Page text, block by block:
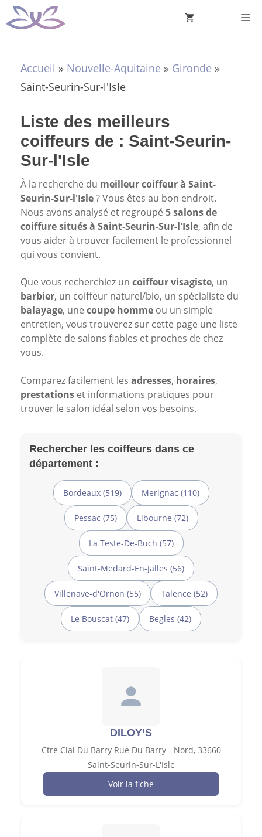
Aller
au
Accueil » Nouvelle-Aquitaine » Gironde »
Saint-Seurin-Sur-l'Isle
Liste des meilleurs
coiffeurs de : Saint-Seurin-
Sur-l'Isle
À la recherche du meilleur coiffeur à Saint-
Seurin-Sur-l'Isle? Vous êtes au bon endroit.
Nous avons analysé et regroupé 5 salons de
coiffure situés à Saint-Seurin-Sur-l'Isle, afin de
vous aider à trouver facilement le professionnel
qui vous convient.
Que vous recherchiez un coiffeur visagiste, un
barbier, un coiffeur naturel/bio, un spécialiste du
balayage, une coupe homme ou un simple
entretien, vous trouverez sur cette page une liste
complète de salons fiables et proches de chez
vous.
Comparez facilement les adresses, horaires,
prestations et informations pratiques pour
trouver le salon idéal selon vos besoins.
Rechercher les coiffeurs dans ce
département :
Bordeaux (519) Merignac (110)
Pessac (75) Libourne (72)
La Teste-De-Buch (57)
Saint-Medard-En-Jalles (56)
Villenave-d'Ornon (55) Talence (52)
Le Bouscat (47) Begles (42)
DILOY’S
Ctre Cial Du Barry Rue Du Barry - Nord, 33660
Saint-Seurin-Sur-L'Isle
Voir la fiche